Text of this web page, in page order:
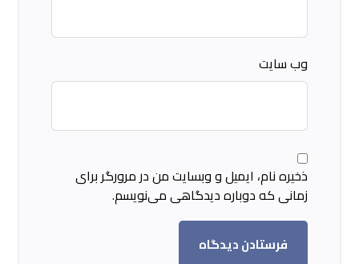
وب‌ سایت
ذخیره نام، ایمیل و وبسایت من در مرورگر برای
زمانی که دوباره دیدگاهی می‌نویسم.
فرستادن دیدگاه